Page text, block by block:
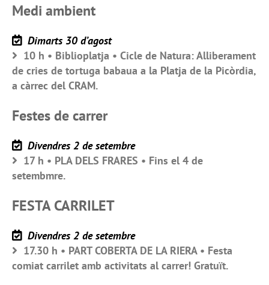
Medi ambient
Dimarts 30 d’agost
10 h • Biblioplatja • Cicle de Natura: Alliberament
de cries de tortuga babaua a la Platja de la Picòrdia,
a càrrec del CRAM.
Festes de carrer
Divendres 2 de setembre
17 h • PLA DELS FRARES • Fins el 4 de
setembmre.
FESTA CARRILET
Divendres 2 de setembre
17.30 h • PART COBERTA DE LA RIERA • Festa
comiat carrilet amb activitats al carrer! Gratuït.